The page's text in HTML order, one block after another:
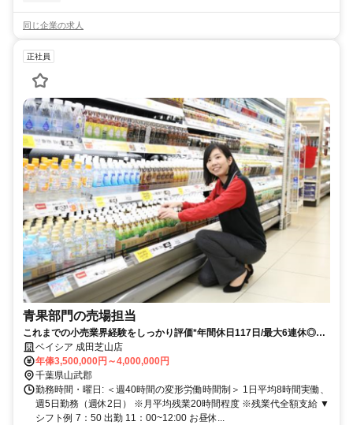
同じ企業の求人
正社員
青果部門の売場担当
これまでの小売業界経験をしっかり評価*年間休日117日/最大6連休◎転
居なしの地域正社員✅️
ベイシア 成田芝山店
年俸3,500,000円～4,000,000円
千葉県山武郡
勤務時間・曜日: ＜週40時間の変形労働時間制＞ 1日平均8時間実働、
週5日勤務（週休2日） ※月平均残業20時間程度 ※残業代全額支給 ▼
シフト例 7：50 出勤 11：00~12:00 お昼休...